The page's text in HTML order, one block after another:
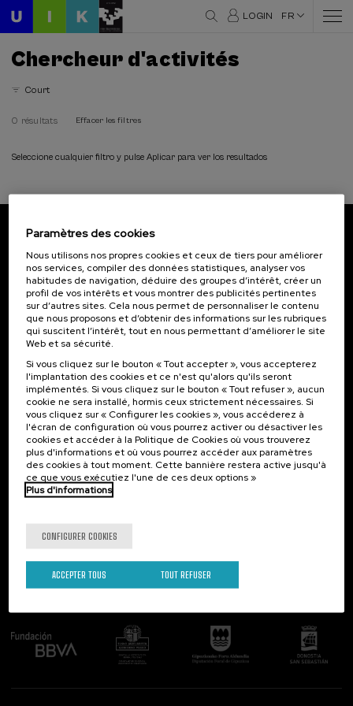
LOGIN FR
Chercheur d'activités
Court
0 résultats Effacer les filtres
Seleccione cualquier filtro y pulse Aplicar para ver los resultados
Inscrivez-vous pour être le premier à recevoir les
actualités de l'UIK.
S'abonner
Contact
Palacio Miramar
Paseo de Miraconcha, 48
20007 Donostia / San Sebastián
Gipuzkoa, Spain
Contactez-nous!
Intéressant...
Activités précédentes
Suivez-nous
Paramètres des cookies
Nous utilisons nos propres cookies et ceux de tiers pour améliorer
nos services, compiler des données statistiques, analyser vos
habitudes de navigation, déduire des groupes d’intérêt, créer un
profil de vos intérêts et vous montrer des publicités pertinentes
sur d’autres sites. Cela nous permet de personnaliser le contenu
que nous proposons et d’obtenir des informations sur les rubriques
qui suscitent l’intérêt, tout en nous permettant d’améliorer le site
Web et sa sécurité.
Si vous cliquez sur le bouton « Tout accepter », vous accepterez
l'implantation des cookies et ce n'est qu'alors qu'ils seront
implémentés. Si vous cliquez sur le bouton « Tout refuser », aucun
cookie ne sera installé, hormis ceux strictement nécessaires. Si
vous cliquez sur « Configurer les cookies », vous accéderez à
l'écran de configuration où vous pourrez activer ou désactiver les
cookies et accéder à la Politique de Cookies où vous trouverez
plus d'informations et où vous pourrez accéder aux paramètres
des cookies à tout moment. Cette bannière restera active jusqu'à
ce que vous exécutiez l'une de ces deux options »
Plus d'informations
CONFIGURER COOKIES
TOUT REFUSER
ACCEPTER TOUS